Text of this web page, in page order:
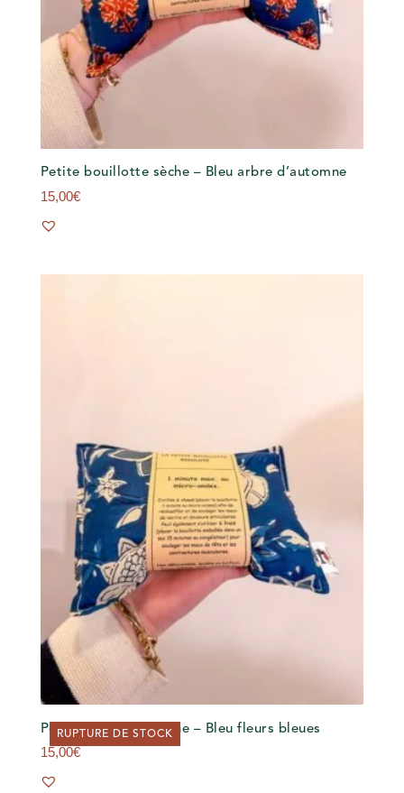
Petite bouillotte sèche – Bleu arbre d’automne
15,00€
RUPTURE DE STOCK
Petite bouillotte sèche – Bleu fleurs bleues
15,00€